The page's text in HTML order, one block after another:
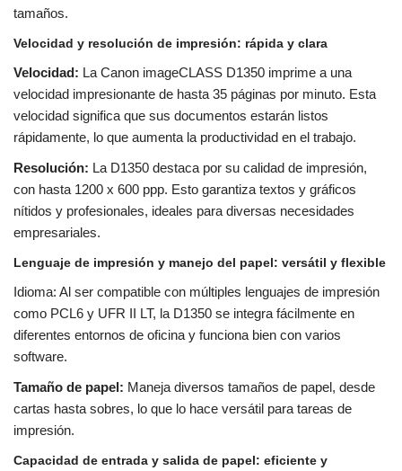
tamaños.
Velocidad y resolución de impresión: rápida y clara
Velocidad: La Canon imageCLASS D1350 imprime a una
velocidad impresionante de hasta 35 páginas por minuto. Esta
velocidad significa que sus documentos estarán listos
rápidamente, lo que aumenta la productividad en el trabajo.
Resolución: La D1350 destaca por su calidad de impresión,
con hasta 1200 x 600 ppp. Esto garantiza textos y gráficos
nítidos y profesionales, ideales para diversas necesidades
empresariales.
Lenguaje de impresión y manejo del papel: versátil y flexible
Idioma: Al ser compatible con múltiples lenguajes de impresión
como PCL6 y UFR II LT, la D1350 se integra fácilmente en
diferentes entornos de oficina y funciona bien con varios
software.
Tamaño de papel: Maneja diversos tamaños de papel, desde
cartas hasta sobres, lo que lo hace versátil para tareas de
impresión.
Capacidad de entrada y salida de papel: eficiente y